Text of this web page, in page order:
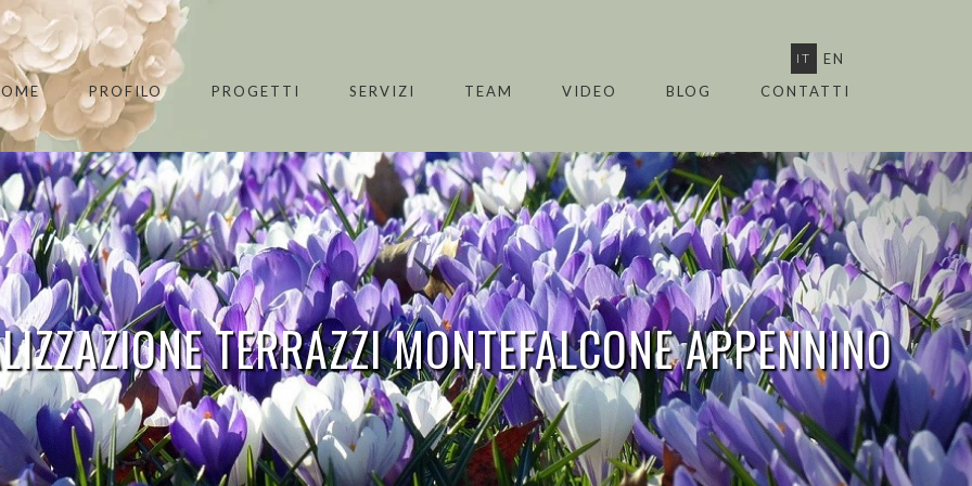
IT
EN
PROFILO PROGETTI SERVIZI TEAM VIDEO BLOG CONTATTI
TERRAZZIMONTEFALCONE APPENNINO